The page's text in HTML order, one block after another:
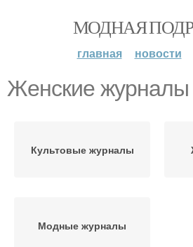
МОДНАЯ
главная новости
Женские журналы
Культовые журналы
Модные журналы